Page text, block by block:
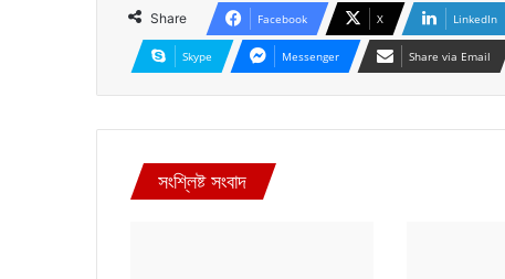
Share Facebook X LinkedIn
Skype Messenger Share via Email
সংশ্লিষ্ট সংবাদ